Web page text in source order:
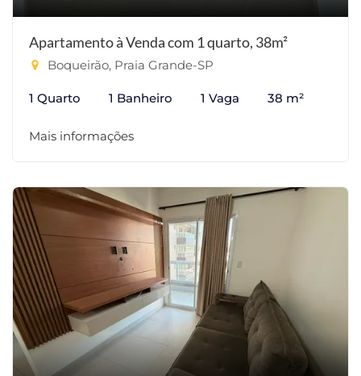
Apartamento à Venda com 1 quarto, 38m²
Boqueirão, Praia Grande-SP
1 Quarto 1 Banheiro 1 Vaga 38 m²
Mais informações